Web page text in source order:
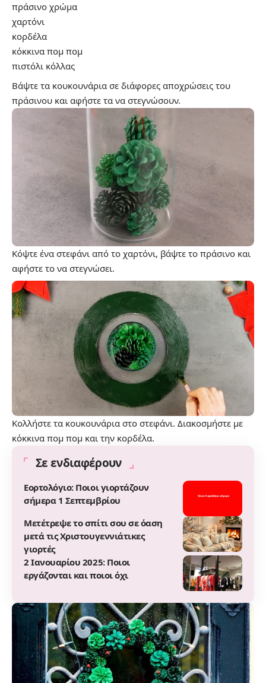
πράσινο χρώμα
χαρτόνι
κορδέλα
κόκκινα πομ πομ
πιστόλι κόλλας
Βάψτε τα κουκουνάρια σε διάφορες αποχρώσεις του
πράσινου και αφήστε τα να στεγνώσουν.
Κόψτε ένα στεφάνι από το χαρτόνι, βάψτε το πράσινο και
αφήστε το να στεγνώσει.
Κολλήστε τα κουκουνάρια στο στεφάνι. Διακοσμήστε με
κόκκινα πομ πομ και την κορδέλα.
Σε ενδιαφέρουν
Εορτολόγιο: Ποιοι γιορτάζουν
σήμερα 1 Σεπτεμβρίου
Μετέτρεψε το σπίτι σου σε όαση
μετά τις Χριστουγεννιάτικες
γιορτές
2 Ιανουαρίου 2025: Ποιοι
εργάζονται και ποιοι όχι